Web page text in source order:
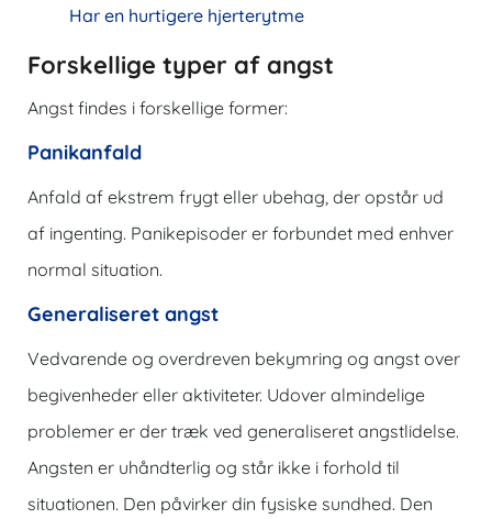
Har en hurtigere hjerterytme
Forskellige typer af angst
Angst findes i forskellige former:
Panikanfald
Anfald af ekstrem frygt eller ubehag, der opstår ud
af ingenting. Panikepisoder er forbundet med enhver
normal situation.
Generaliseret angst
Vedvarende og overdreven bekymring og angst over
begivenheder eller aktiviteter. Udover almindelige
problemer er der træk ved generaliseret angstlidelse.
Angsten er uhåndterlig og står ikke i forhold til
situationen. Den påvirker din fysiske sundhed. Den